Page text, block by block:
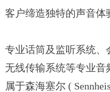
客户缔造独特的声音体
专业话筒及监听系统、
无线传输系统等专业
属于森海塞尔 (